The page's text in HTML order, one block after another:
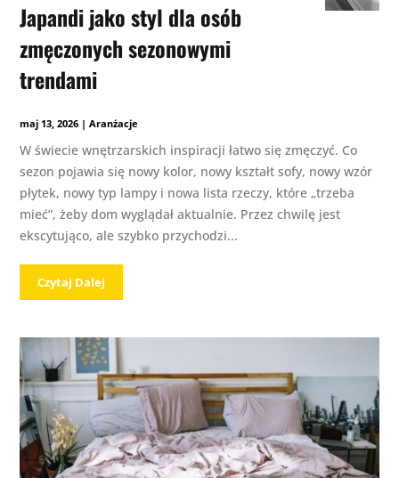
Japandi jako styl dla osób
zmęczonych sezonowymi
trendami
maj 13, 2026 |Aranżacje
W świecie wnętrzarskich inspiracji łatwo się zmęczyć. Co
sezon pojawia się nowy kolor, nowy kształt sofy, nowy wzór
płytek, nowy typ lampy i nowa lista rzeczy, które „trzeba
mieć”, żeby dom wyglądał aktualnie. Przez chwilę jest
ekscytująco, ale szybko przychodzi...
Czytaj Dalej